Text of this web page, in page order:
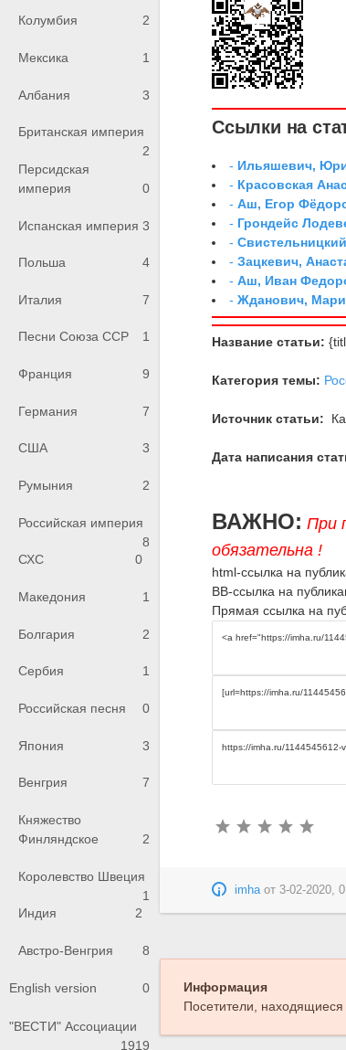
Колумбия 2
Мексика 1
Албания 3
Британская империя
2
Персидская
империя
0
Испанская империя 3
Польша 4
Италия 7
Песни Союза ССР 1
Франция 9
Германия 7
США 3
Румыния 2
Российская империя
8
СХС
0
Македония 1
Болгария 2
Сербия 1
Российская песня 0
Япония 3
Венгрия 7
Княжество
Финляндское
2
Королевство Швеция
1
Индия
2
Австро-Венгрия 8
English version 0
"ВЕСТИ" Ассоциации
1919
Ссылки на
- Ильяшевич,
- Красовская
-Аш, Егор
- Грондейс
-
-Зацкевич,
-Аш, Иван
-Жданович,
Название статьи:
Категория темы:
Источник статьи:
Дата написания
ВАЖНО: При
обязательна !
html-ссылка на
BB-ссылка на
Прямая ссылка на
imhaот 3-02-2020,
Информация
Посетители, находящиеся